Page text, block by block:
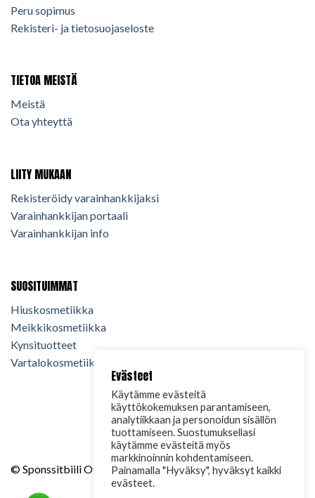
Peru sopimus
Rekisteri- ja tietosuojaseloste
TIETOA MEISTÄ
Meistä
Ota yhteyttä
LIITY MUKAAN
Rekisteröidy varainhankkijaksi
Varainhankkijan portaali
Varainhankkijan info
SUOSITUIMMAT
Hiuskosmetiikka
Meikkikosmetiikka
Kynsituotteet
Vartalokosmetiikka
© Sponssitbiili Oy. 2024. Kaikki oikeudet pidätetään.
Evästeet
Käytämme evästeitä
käyttökokemuksen parantamiseen,
analytiikkaan ja personoidun sisällön
tuottamiseen. Suostumuksellasi
käytämme evästeitä myös
markkinoinnin kohdentamiseen.
Painamalla "Hyväksy", hyväksyt kaikki
evästeet.